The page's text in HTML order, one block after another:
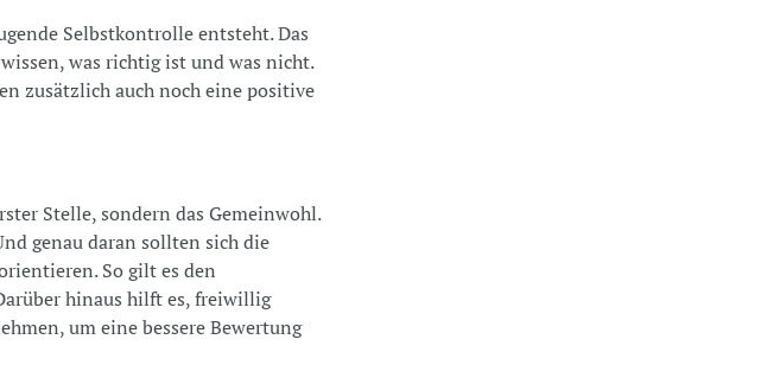
Selbstkontrolle entsteht. Das
was richtig ist und was nicht.
zusätzlich auch noch eine positive
Stelle, sondern das Gemeinwohl.
genau daran sollten sich die
So gilt es den
hinaus hilft es, freiwillig
um eine bessere Bewertung